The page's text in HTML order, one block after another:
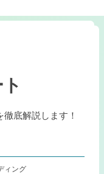
底解説します！
ィング